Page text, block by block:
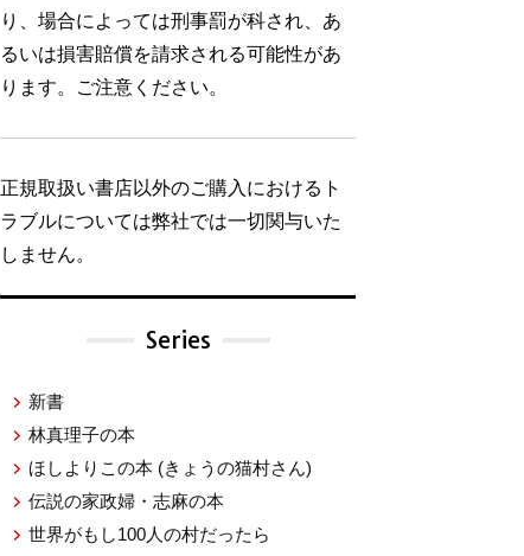
り、場合によっては刑事罰が科され、あ
るいは損害賠償を請求される可能性があ
ります。ご注意ください。
正規取扱い書店以外のご購入におけるト
ラブルについては弊社では一切関与いた
しません。
Series
新書
林真理子の本
ほしよりこの本 (きょうの猫村さん)
伝説の家政婦・志麻の本
世界がもし100人の村だったら